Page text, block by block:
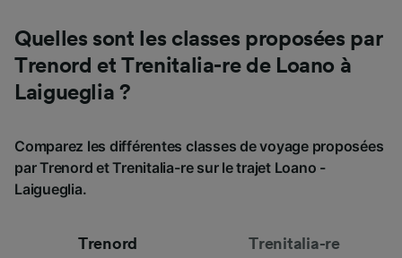
Quelles sont les classes proposées par
Trenord et Trenitalia-re de Loano à
Laigueglia ?
Comparez les différentes classes de voyage proposées
par Trenord et Trenitalia-re sur le trajet Loano -
Laigueglia.
Trenord Trenitalia-re